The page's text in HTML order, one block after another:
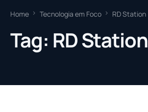
Home Tecnologia em Foco RD Station
Tag: RD Station